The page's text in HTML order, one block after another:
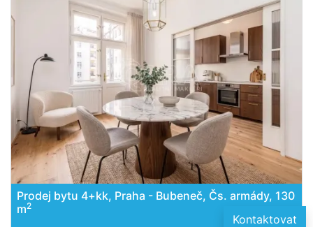
Prodej bytu 4+kk, Praha - Bubeneč, Čs. armády, 130
m2
Kontaktovat